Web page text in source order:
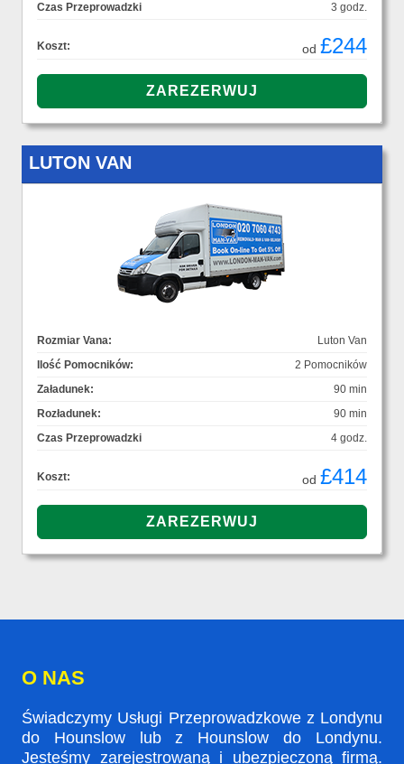
Czas Przeprowadzki
3 godz.
Koszt: od £244
LUTON VAN
Rozmiar Vana:
Luton Van
Ilość Pomocników:
2 Pomocników
Załadunek:
90 min
Rozładunek:
90 min
Czas Przeprowadzki
4 godz.
Koszt: od £414
O NAS
Świadczymy Usługi Przeprowadzkowe z Londynu
do Hounslow lub z Hounslow do Londynu.
Jesteśmy zarejestrowaną i ubezpieczoną firmą.